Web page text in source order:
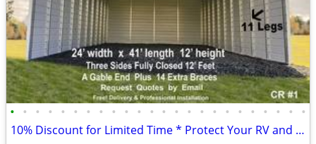
• • • • • • • • • • • • • • • • • • • • • • • •
10% Discount for Limited Time * Protect Your RV and Boat *